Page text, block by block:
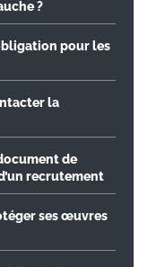
?
pour les
la
de
recrutement
ses œuvres